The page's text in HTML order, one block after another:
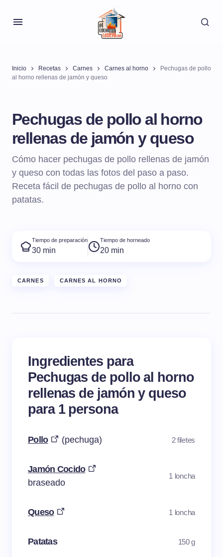
Inicio Recetas Carnes Carnes al horno
Pechugas de pollo
al horno rellenas de jamón y queso
Pechugas de pollo al horno
rellenas de jamón y queso
Cómo hacer pechugas de pollo rellenas de jamón
y queso con todas las fotos del paso a paso.
Receta fácil de pechugas de pollo al horno con
patatas.
Tiempo de preparación
30 min
Tiempo de horneado
20 min
CARNES CARNES AL HORNO
Ingredientes para
Pechugas de pollo al horno
rellenas de jamón y queso
para 1 persona
Pollo (pechuga) 2 filetes
Jamón Cocido
braseado
1 loncha
Queso 1 loncha
Patatas 150 g